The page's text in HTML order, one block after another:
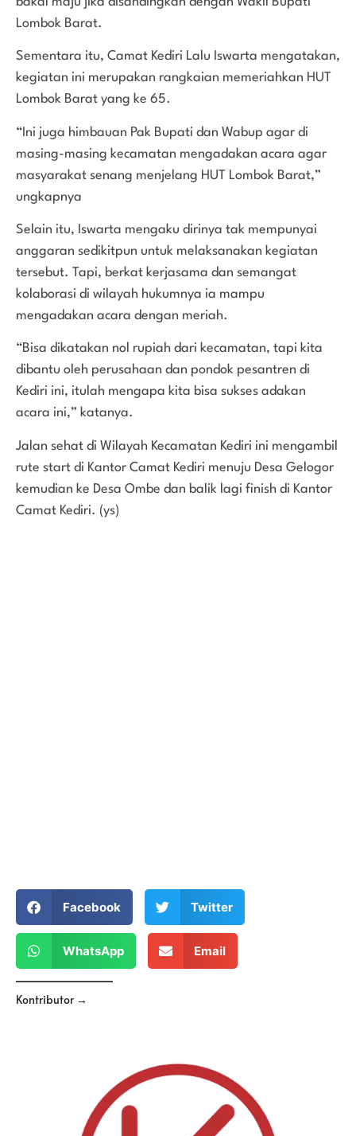
Lombok Barat.
Sementara itu, Camat Kediri Lalu Iswarta mengatakan,
kegiatan ini merupakan rangkaian memeriahkan HUT
Lombok Barat yang ke 65.
“Ini juga himbauan Pak Bupati dan Wabup agar di
masing-masing kecamatan mengadakan acara agar
masyarakat senang menjelang HUT Lombok Barat,”
ungkapnya
Selain itu, Iswarta mengaku dirinya tak mempunyai
anggaran sedikitpun untuk melaksanakan kegiatan
tersebut. Tapi, berkat kerjasama dan semangat
kolaborasi di wilayah hukumnya ia mampu
mengadakan acara dengan meriah.
“Bisa dikatakan nol rupiah dari kecamatan, tapi kita
dibantu oleh perusahaan dan pondok pesantren di
Kediri ini, itulah mengapa kita bisa sukses adakan
acara ini,” katanya.
Jalan sehat di Wilayah Kecamatan Kediri ini mengambil
rute start di Kantor Camat Kediri menuju Desa Gelogor
kemudian ke Desa Ombe dan balik lagi finish di Kantor
Camat Kediri. (ys)
Facebook Twitter
WhatsApp Email
Kontributor →